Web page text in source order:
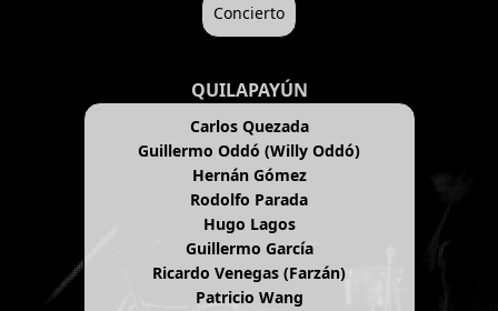
Concierto
QUILAPAYÚN
Carlos Quezada
Guillermo Oddó (Willy Oddó)
Hernán Gómez
Rodolfo Parada
Hugo Lagos
Guillermo García
Ricardo Venegas (Farzán)
Patricio Wang